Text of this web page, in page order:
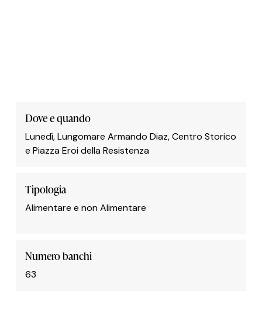
Dove e quando
Lunedì, Lungomare Armando Diaz, Centro Storico
e Piazza Eroi della Resistenza
Tipologia
Alimentare e non Alimentare
Numero banchi
63